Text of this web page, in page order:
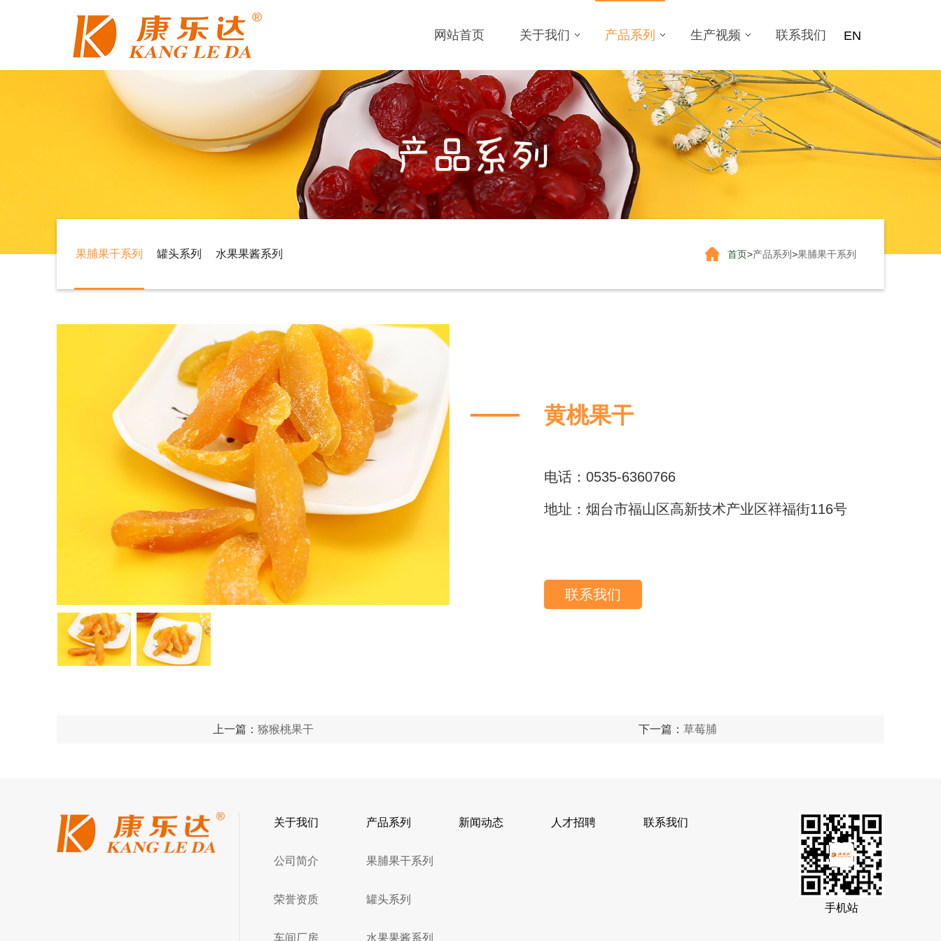
EN
网站首页 关于我们 产品系列 生产视频 联系我们
首页>产品系列>果脯果干系列
果脯果干系列 罐头系列 水果果酱系列
黄桃果干
电话：0535-6360766
地址：烟台市福山区高新技术产业区祥福街116号
联系我们
上一篇：猕猴桃果干 下一篇： 草莓脯
关于我们
公司简介
荣誉资质
车间厂房
产品系列
果脯果干系列
罐头系列
水果果酱系列
新闻动态 人才招聘 联系我们
手机站